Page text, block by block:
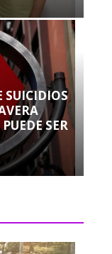
SUICIDIOS
SER